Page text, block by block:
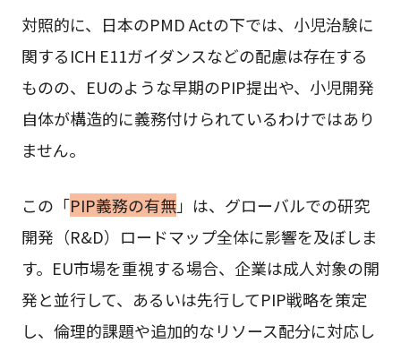
対照的に、日本のPMD Actの下では、小児治験に
関するICH E11ガイダンスなどの配慮は存在する
ものの、EUのような早期のPIP提出や、小児開発
自体が構造的に義務付けられているわけではあり
ません。
この「PIP義務の有無」は、グローバルでの研究
開発（R&D）ロードマップ全体に影響を及ぼしま
す。EU市場を重視する場合、企業は成人対象の開
発と並行して、あるいは先行してPIP戦略を策定
し、倫理的課題や追加的なリソース配分に対応し